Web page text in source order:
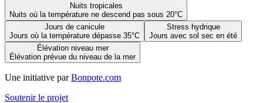
Nuits tropicales
Nuits où la température ne descend pas sous 20°C
Jours de canicule
Jours où la température dépasse 35°C
Stress hydrique
Jours avec sol sec en été
Élévation niveau mer
Élévation prévue du niveau de la mer
Une initiative par Bonpote.com
Soutenir le projet